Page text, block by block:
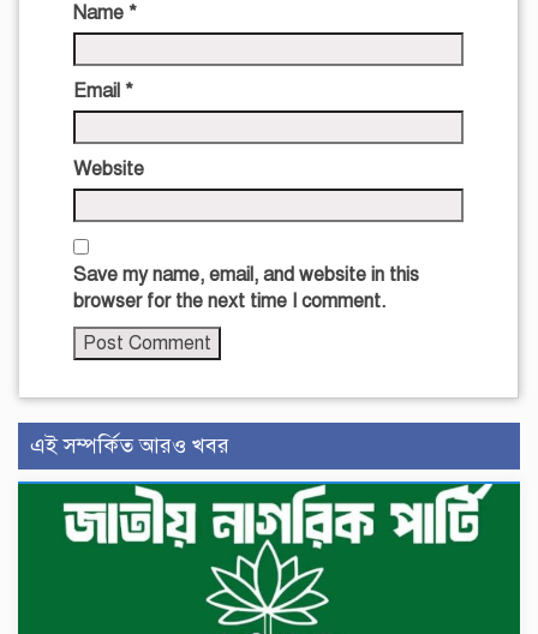
Name *
Email *
Website
Save my name, email, and website in this
browser for the next time I comment.
এই সম্পর্কিত আরও খবর